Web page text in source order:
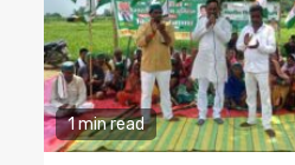
1 min read